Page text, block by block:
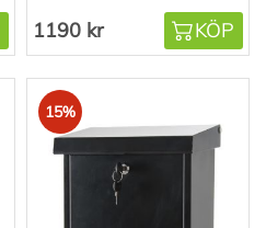
1190 kr KÖP
15%